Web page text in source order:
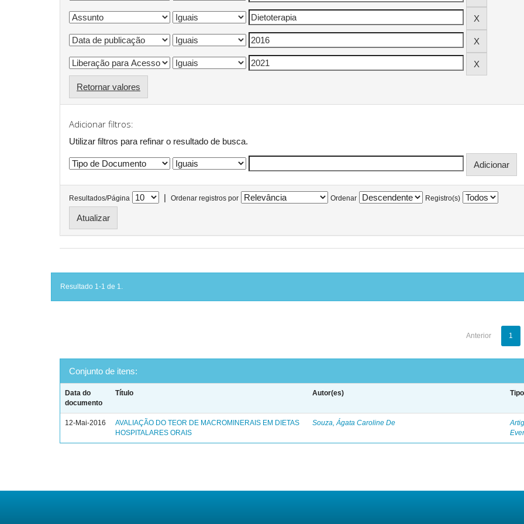
Retornar valores
Adicionar filtros:
Utilizar filtros para refinar o resultado de busca.
Resultados/Página | Ordenar registros por Ordenar Registro(s)
Resultado 1-1 de 1.
Anterior 1
Conjunto de itens:
Data do
documento
Título Autor(es) Tipo
12-Mai-2016
AVALIAÇÃO DO TEOR DE MACROMINERAIS EM DIETAS
HOSPITALARES ORAIS
Souza, Ágata Caroline De